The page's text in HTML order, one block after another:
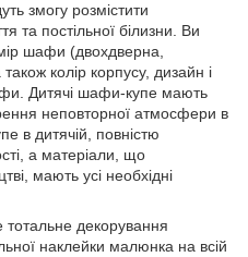
змогу розмістити
та постільної білизни. Ви
шафи (двохдверна,
колір корпусу, дизайн і
Дитячі шафи-купе мають
неповторної атмосфери в
в дитячій, повністю
а матеріали, що
мають усі необхідні
декорування
наклейки малюнка на всій